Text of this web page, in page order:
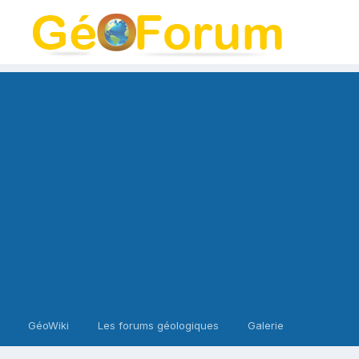
GéoWiki Les forums géologiques Galerie